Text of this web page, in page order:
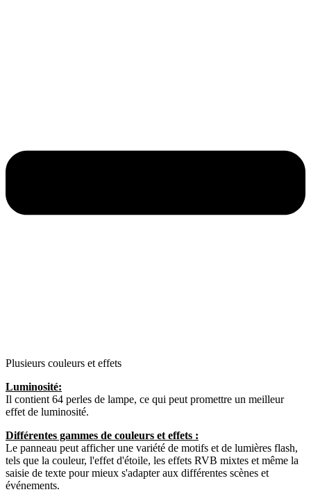
Plusieurs couleurs et effets
Luminosité:
Il contient 64 perles de lampe, ce qui peut promettre un meilleur
effet de luminosité.
Différentes gammes de couleurs et effets :
Le panneau peut afficher une variété de motifs et de lumières flash,
tels que la couleur, l'effet d'étoile, les effets RVB mixtes et même la
saisie de texte pour mieux s'adapter aux différentes scènes et
événements.